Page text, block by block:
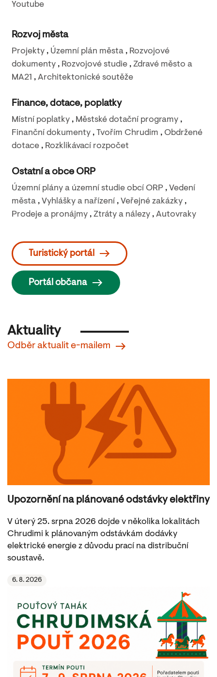
Youtube
Rozvoj města
Projekty , Územní plán města , Rozvojové
dokumenty , Rozvojové studie , Zdravé město a
MA21 , Architektonické soutěže
Finance, dotace, poplatky
Místní poplatky , Městské dotační programy ,
Finanční dokumenty , Tvořím Chrudim , Obdržené
dotace , Rozklikávací rozpočet
Ostatní a obce ORP
Územní plány a územní studie obcí ORP , Vedení
města , Vyhlášky a nařízení , Veřejné zakázky ,
Prodeje a pronájmy , Ztráty a nálezy , Autovraky
Turistický portál
Portál občana
Aktuality
Odběr aktualit e-mailem
Upozornění na plánované odstávky elektřiny
V úterý 25. srpna 2026 dojde v několika lokalitách
Chrudimi k plánovaným odstávkám dodávky
elektrické energie z důvodu prací na distribuční
soustavě.
6. 8. 2026